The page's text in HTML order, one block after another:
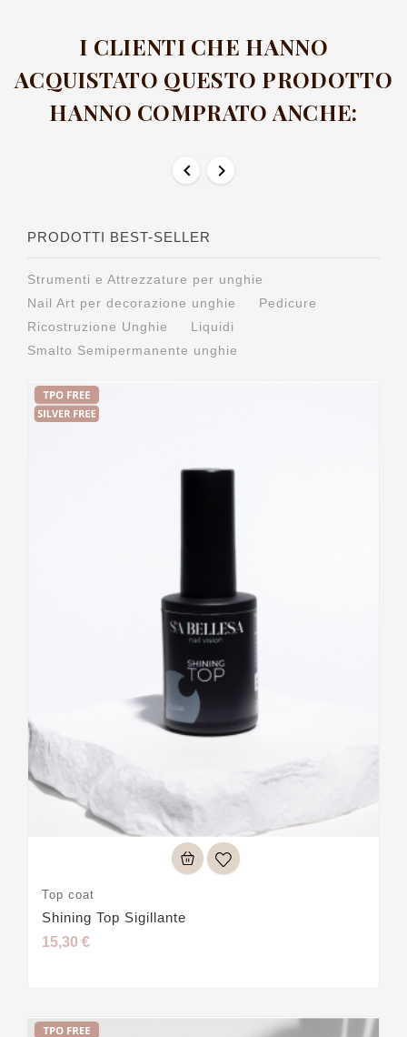
I CLIENTI CHE HANNO
ACQUISTATO QUESTO PRODOTTO
HANNO COMPRATO ANCHE:
 
PRODOTTI BEST-SELLER
Strumenti e Attrezzature per unghie
Nail Art per decorazione unghie
Pedicure
Ricostruzione Unghie
Liquidi
Smalto Semipermanente unghie
Top coat
Shining Top Sigillante
15,30 €